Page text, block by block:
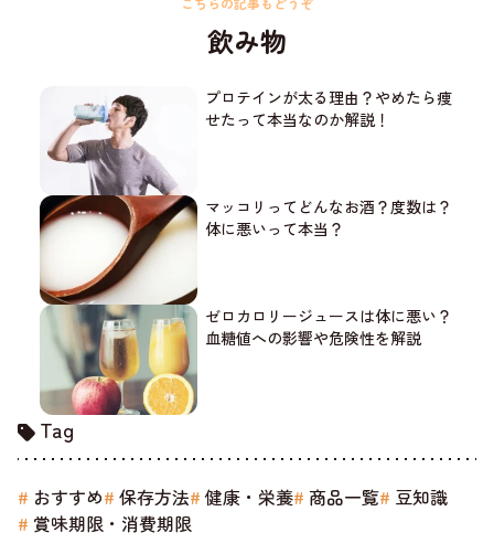
飲み物
プロテインが太る理由？やめたら痩
せたって本当なのか解説！
マッコリってどんなお酒？度数は？
体に悪いって本当？
ゼロカロリージュースは体に悪い？
血糖値への影響や危険性を解説
Tag
おすすめ 保存方法 健康・栄養 商品一覧
豆知識
賞味期限・消費期限